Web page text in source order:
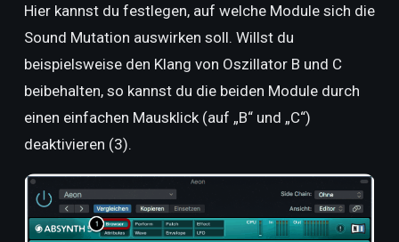
Hier kannst du festlegen, auf welche Module sich die
Sound Mutation auswirken soll. Willst du
beispielsweise den Klang von Oszillator B und C
beibehalten, so kannst du die beiden Module durch
einen einfachen Mausklick (auf „B“ und „C“)
deaktivieren (3).